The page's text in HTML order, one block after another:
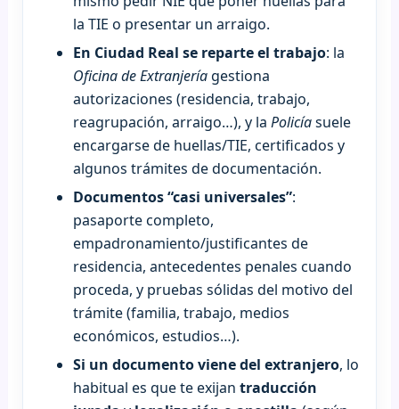
la TIE o presentar un arraigo.
En Ciudad Real se reparte el trabajo: la
Oficina de Extranjería gestiona
autorizaciones (residencia, trabajo,
reagrupación, arraigo…), y laPolicíasuele
encargarse de huellas/TIE, certificados y
algunos trámites de documentación.
Documentos “casi universales”:
pasaporte completo,
empadronamiento/justificantes de
residencia, antecedentes penales cuando
proceda, y pruebas sólidas del motivo del
trámite (familia, trabajo, medios
económicos, estudios…).
Si un documento viene del extranjero, lo
habitual es que te exijantraducción